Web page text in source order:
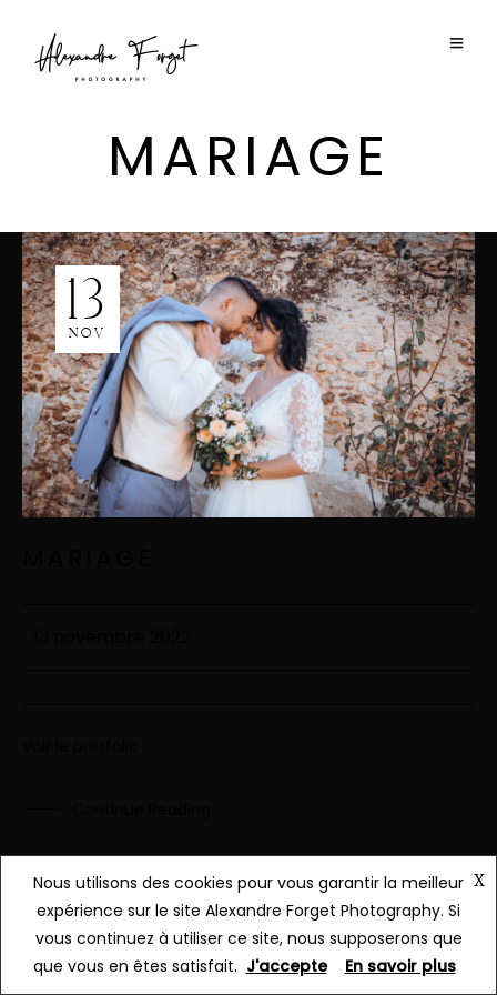
MARIAGE
13
NOV
Nous utilisons des cookies pour vous garantir la meilleur
expérience sur le site Alexandre Forget Photography. Si
vous continuez à utiliser ce site, nous supposerons que
que vous en êtes satisfait.
X
J'accepte En savoir plus